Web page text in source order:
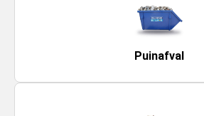
Puinafval